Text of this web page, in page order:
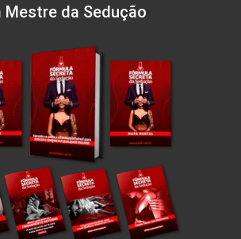
Mestre da Sedução